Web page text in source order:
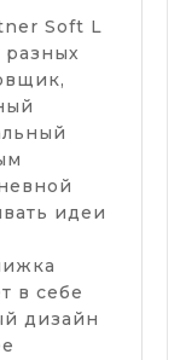
Soft L
идеи
в себе
дизайн